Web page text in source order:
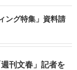
ング特集」資料請
刊文春」記者を